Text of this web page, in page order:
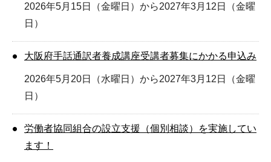
2026年5月15日（金曜日）から2027年3月12日（金曜
日）
大阪府手話通訳者養成講座受講者募集にかかる申込み
2026年5月20日（水曜日）から2027年3月12日（金曜
日）
労働者協同組合の設立支援（個別相談）を実施してい
ます！